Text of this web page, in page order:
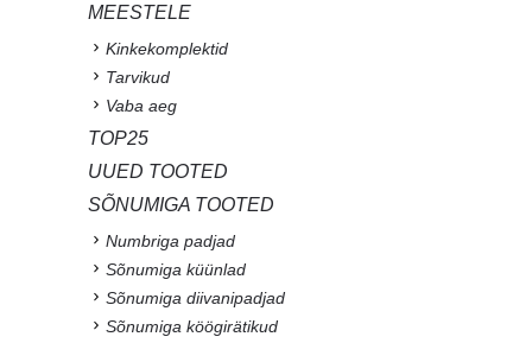
MEESTELE
Kinkekomplektid
Tarvikud
Vaba aeg
TOP25
UUED TOOTED
SÕNUMIGA TOOTED
Numbriga padjad
Sõnumiga küünlad
Sõnumiga diivanipadjad
Sõnumiga köögirätikud